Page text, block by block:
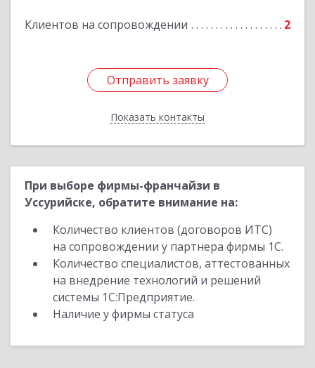
Клиентов на сопровождении 2
Отправить заявку
Показать контакты
Отправить заявку
Назад
При выборе фирмы-франчайзи в
Уссурийске, обратите внимание на:
Количество клиентов (договоров ИТС)
на сопровождении у партнера фирмы 1С.
Количество специалистов, аттестованных
на внедрение технологий и решений
системы 1С:Предприятие.
Наличие у фирмы статуса